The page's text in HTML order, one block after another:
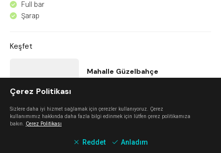
^ Full bar
^ Şarap
Keşfet
Mahalle Güzelbahçe
Alaçatı
Çerez Politikası
Sizlere daha iyi hizmet sağlamak için çerezler kullanıyoruz. Çerez
kullanımımız hakkında daha fazla bilgi edinmek için lütfen çerez politikamıza
bakın. Çerez Politikası
Reddet Anladım